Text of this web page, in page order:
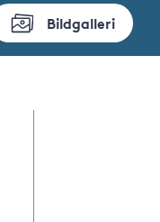
Bildgalleri